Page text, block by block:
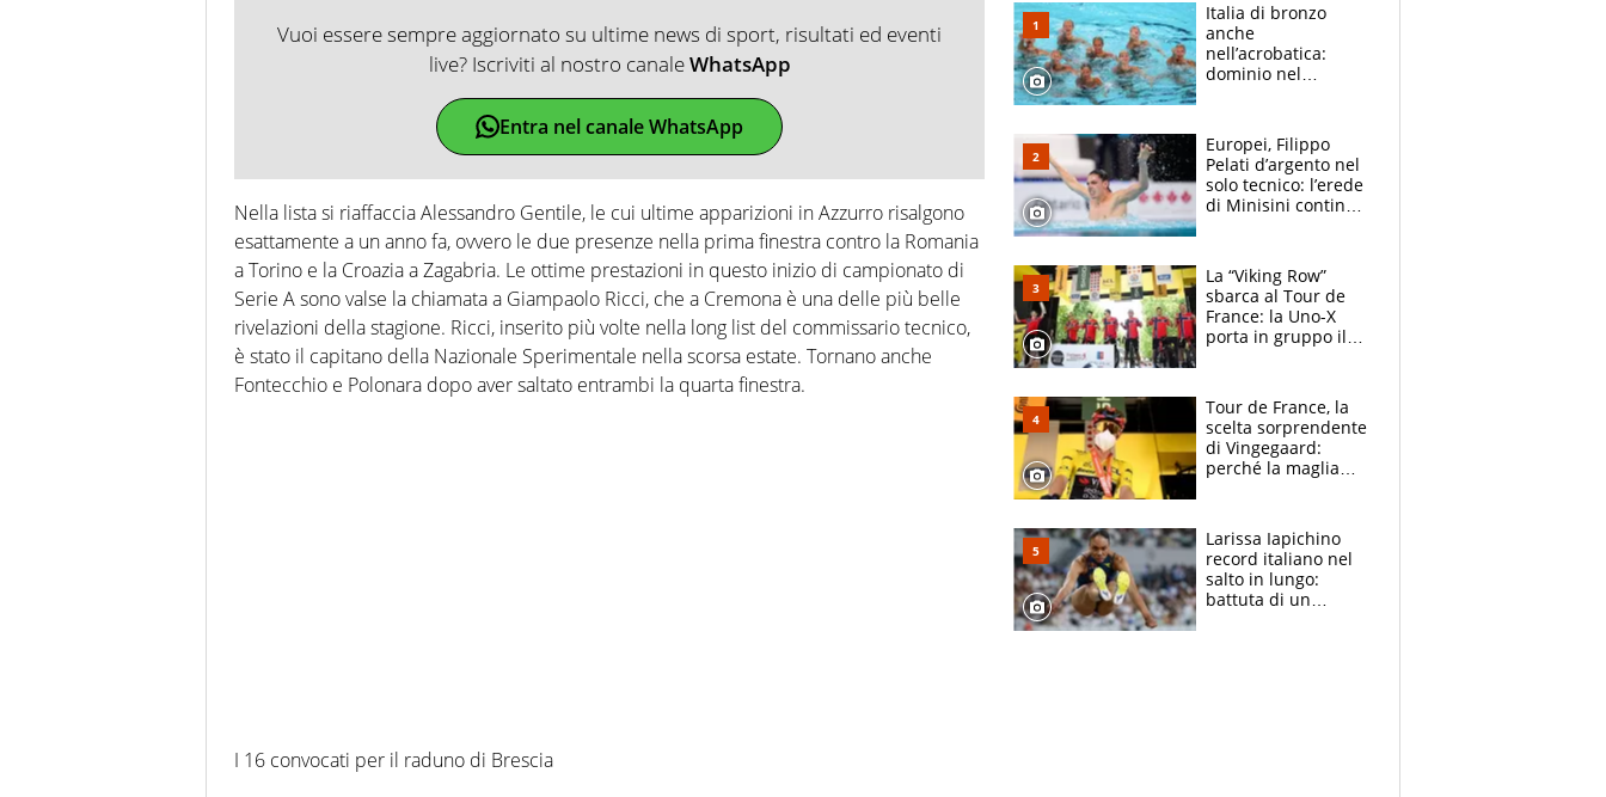
Vuoi essere sempre aggiornato su ultime news di sport, risultati ed eventi
live? Iscriviti al nostro canaleWhatsApp
Entra nel canale WhatsApp
Nella lista si riaffaccia Alessandro Gentile, le cui ultime apparizioni in Azzurro risalgono
esattamente a un anno fa, ovvero le due presenze nella prima finestra contro la Romania
a Torino e la Croazia a Zagabria. Le ottime prestazioni in questo inizio di campionato di
Serie A sono valse la chiamata a Giampaolo Ricci, che a Cremona è una delle più belle
rivelazioni della stagione. Ricci, inserito più volte nella long list del commissario tecnico,
è stato il capitano della Nazionale Sperimentale nella scorsa estate. Tornano anche
Fontecchio e Polonara dopo aver saltato entrambi la quarta finestra.
I 16 convocati per il raduno di Brescia
Italia di bronzo
anche
nell’acrobatica:
dominio nel
e compagni
continuare
Europei, Filippo
Pelati d’argento nel
solo tecnico: l’erede
di Minisini continua
mirino
La “Viking Row”
sbarca al Tour de
France: la Uno-X
porta in gruppo il
compagni
Tour de France, la
scelta sorprendente
di Vingegaard:
perché la maglia
rischio da evitare
Larissa Iapichino
record italiano nel
salto in lungo:
battuta di un